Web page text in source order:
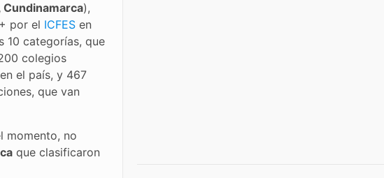
Cundinamarca),
por el ICFESen
10 categorías, que
colegios
el país, y 467
que van
momento, no
que clasificaron